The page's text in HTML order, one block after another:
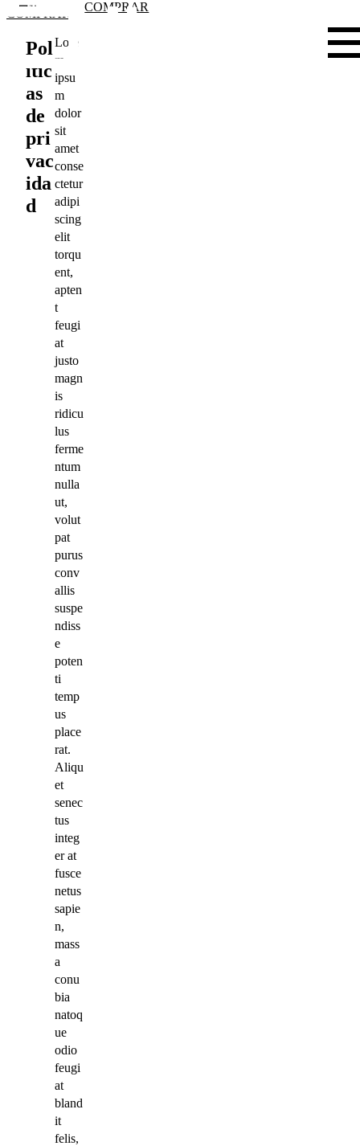
COMPRAR
COMPRAR
Pol
ític
as
de
pri
vac
ida
d
Lore
m
ipsu
m
dolor
sit
amet
conse
ctetur
adipi
scing
elit
torqu
ent,
apten
t
feugi
at
justo
magn
is
ridicu
lus
ferme
ntum
nulla
ut,
volut
pat
purus
conv
allis
suspe
ndiss
e
poten
ti
temp
us
place
rat.
Aliqu
et
senec
tus
integ
er at
fusce
netus
sapie
n,
mass
a
conu
bia
natoq
ue
odio
feugi
at
bland
it
felis,